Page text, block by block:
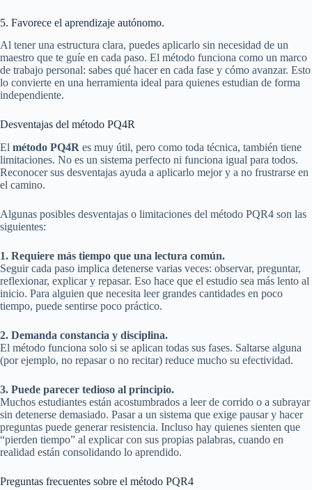
5. Favorece el aprendizaje autónomo.
Al tener una estructura clara, puedes aplicarlo sin necesidad de un
maestro que te guíe en cada paso. El método funciona como un marco
de trabajo personal: sabes qué hacer en cada fase y cómo avanzar. Esto
lo convierte en una herramienta ideal para quienes estudian de forma
independiente.
Desventajas del método PQ4R
El método PQ4R es muy útil, pero como toda técnica, también tiene
limitaciones. No es un sistema perfecto ni funciona igual para todos.
Reconocer sus desventajas ayuda a aplicarlo mejor y a no frustrarse en
el camino.
Algunas posibles desventajas o limitaciones del método PQR4 son las
siguientes:
1. Requiere más tiempo que una lectura común.
Seguir cada paso implica detenerse varias veces: observar, preguntar,
reflexionar, explicar y repasar. Eso hace que el estudio sea más lento al
inicio. Para alguien que necesita leer grandes cantidades en poco
tiempo, puede sentirse poco práctico.
2. Demanda constancia y disciplina.
El método funciona solo si se aplican todas sus fases. Saltarse alguna
(por ejemplo, no repasar o no recitar) reduce mucho su efectividad.
3. Puede parecer tedioso al principio.
Muchos estudiantes están acostumbrados a leer de corrido o a subrayar
sin detenerse demasiado. Pasar a un sistema que exige pausar y hacer
preguntas puede generar resistencia. Incluso hay quienes sienten que
“pierden tiempo” al explicar con sus propias palabras, cuando en
realidad están consolidando lo aprendido.
Preguntas frecuentes sobre el método PQR4